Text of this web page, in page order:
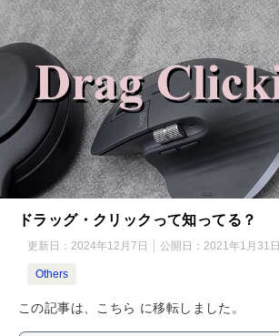
ドラッグ・クリックって知ってる？
更新日： 2024年12月7日 公開日： 2021年1月31日
Others
この記事は、こちら に移転しました。